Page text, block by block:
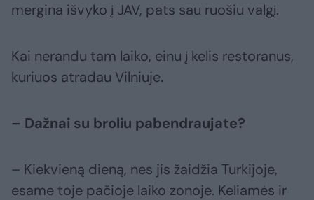
mergina išvyko į JAV, pats sau ruošiu valgį.
Kai nerandu tam laiko, einu į kelis restoranus,
kuriuos atradau Vilniuje.
– Dažnai su broliu pabendraujate?
– Kiekvieną dieną, nes jis žaidžia Turkijoje,
esame toje pačioje laiko zonoje. Keliamės ir